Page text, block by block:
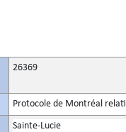
26369
Protocole de Montréal
Sainte-Lucie